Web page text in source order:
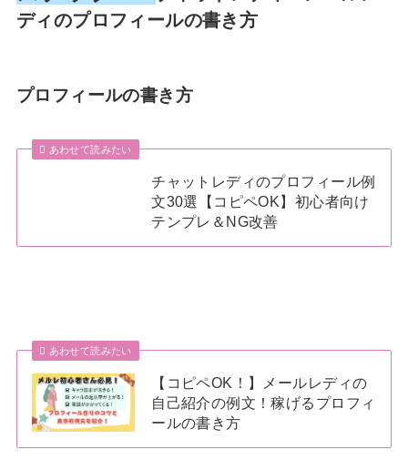
ディのプロフィールの書き方
プロフィールの書き方
あわせて読みたい
チャットレディのプロフィール例
文30選【コピペOK】初心者向け
テンプレ＆NG改善
あわせて読みたい
【コピペOK！】メールレディの
自己紹介の例文！稼げるプロフィ
ールの書き方